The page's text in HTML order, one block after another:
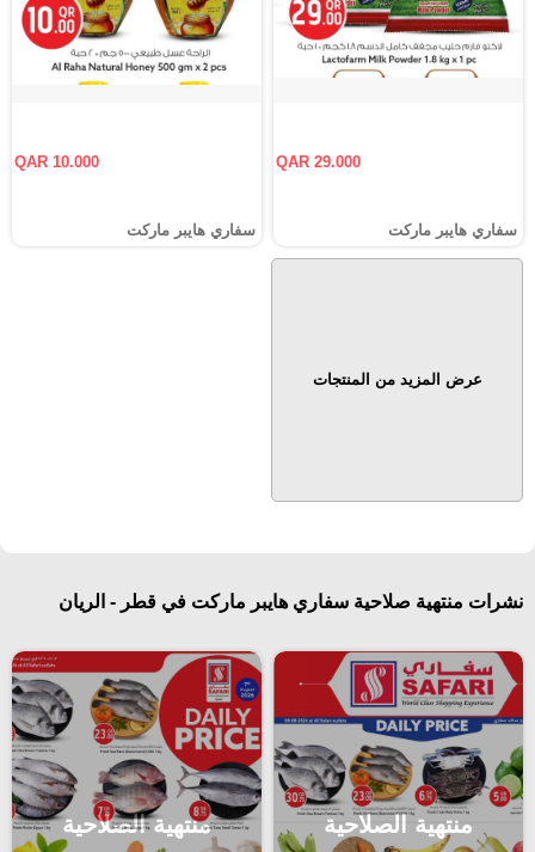
QAR 29.000
سفاري هايبر ماركت
QAR 10.000
سفاري هايبر ماركت
عرض المزيد من المنتجات
نشرات منتهية صلاحية سفاري هايبر ماركت في قطر - الريان
منتهية الصلاحية منتهية الصلاحية